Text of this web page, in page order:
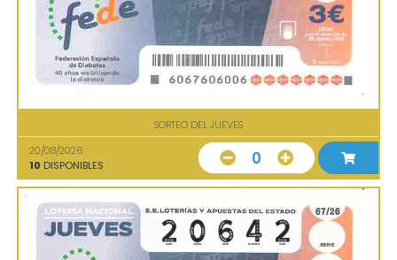
SORTEO DEL JUEVES
20/08/2026
10 DISPONIBLES 0